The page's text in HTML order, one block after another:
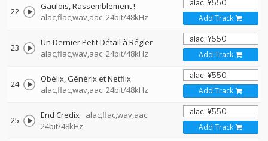
22
Gaulois, Rassemblement !
alac,flac,wav,aac: 24bit/48kHz
Add Track
23
Un Dernier Petit Détail à Régler
alac,flac,wav,aac: 24bit/48kHz
Add Track
24
Obélix, Générix et Netflix
alac,flac,wav,aac: 24bit/48kHz
Add Track
25 End Credix
alac,flac,wav,aac:
24bit/48kHz
Add Track